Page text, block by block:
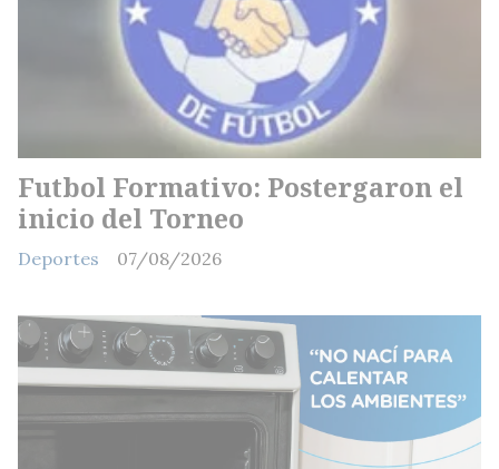
Futbol Formativo: Postergaron el
inicio del Torneo
Deportes 07/08/2026